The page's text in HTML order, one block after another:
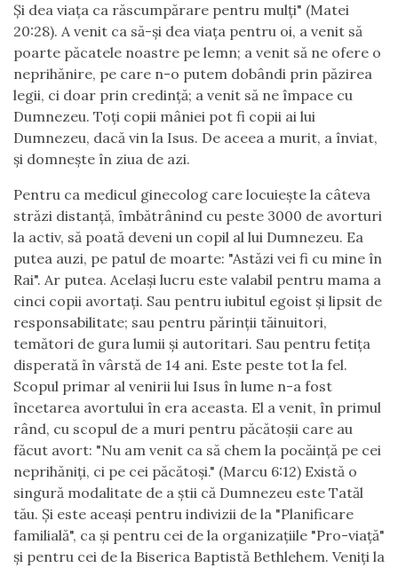
Și dea viața ca răscumpărare pentru mulți" (Matei
20:28). A venit ca să-și dea viața pentru oi, a venit să
poarte păcatele noastre pe lemn; a venit să ne ofere o
neprihănire, pe care n-o putem dobândi prin păzirea
legii, ci doar prin credință; a venit să ne împace cu
Dumnezeu. Toți copii mâniei pot fi copii ai lui
Dumnezeu, dacă vin la Isus. De aceea a murit, a înviat,
și domnește în ziua de azi.
Pentru ca medicul ginecolog care locuiește la câteva
străzi distanță, îmbătrânind cu peste 3000 de avorturi
la activ, să poată deveni un copil al lui Dumnezeu. Ea
putea auzi, pe patul de moarte: "Astăzi vei fi cu mine în
Rai". Ar putea. Același lucru este valabil pentru mama a
cinci copii avortați. Sau pentru iubitul egoist și lipsit de
responsabilitate; sau pentru părinții tăinuitori,
temători de gura lumii și autoritari. Sau pentru fetița
disperată în vârstă de 14 ani. Este peste tot la fel.
Scopul primar al venirii lui Isus în lume n-a fost
încetarea avortului în era aceasta. El a venit, în primul
rând, cu scopul de a muri pentru păcătoșii care au
făcut avort: "Nu am venit ca să chem la pocăință pe cei
neprihăniți, ci pe cei păcătoși." (Marcu 6:12) Există o
singură modalitate de a știi că Dumnezeu este Tatăl
tău. Și este aceași pentru indivizii de la "Planificare
familială", ca și pentru cei de la organizațiile "Pro-viață"
și pentru cei de la Biserica Baptistă Bethlehem. Veniți la